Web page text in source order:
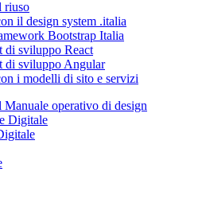
riuso
il design system .italia
Bootstrap Italia
di sviluppo React
di sviluppo Angular
i modelli di sito e servizi
Manuale operativo di design